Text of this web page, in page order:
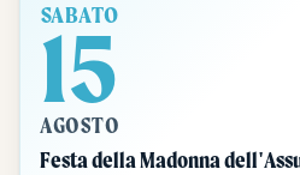
SABATO
15
AGOSTO
Festa della Madonna